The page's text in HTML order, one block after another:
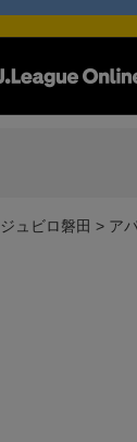
ジュビロ磐田 ア